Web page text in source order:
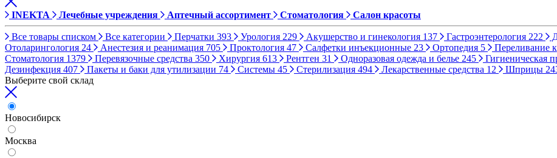
INEKTA Лечебные учреждения Аптечный ассортимент Стоматология Салон красоты
Все товары списком Все категории Перчатки 393 Урология 229 Акушерство и гинекология 137 Гастроэнтерология 222
Отоларингология 24 Анестезия и реанимация 705 Проктология 47 Салфетки инъекционные 23 Ортопедия 5 Переливание
Стоматология 1379 Перевязочные средства 350 Хирургия 613 Рентген 31 Одноразовая одежда и белье 245 Гигиеническая
Дезинфекция 407 Пакеты и баки для утилизации 74 Системы 45 Стерилизация 494 Лекарственные средства 12 Шприцы
Выберите свой склад
Новосибирск
Москва